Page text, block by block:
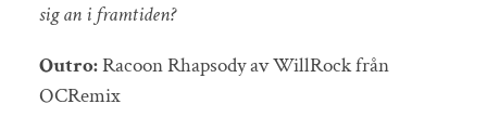
sig an i framtiden?
Outro:Racoon Rhapsody av WillRock från
OCRemix